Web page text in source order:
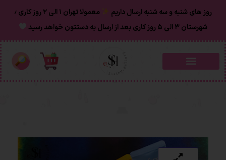
روز های شنبه و سه شنبه ارسال داریم
معمولا تهران ۱ الی ۲ روز‌ کاری ٫
شهرستان ۳ الی ۵ روز کاری بعد از ارسال به دستتون خواهد رسید